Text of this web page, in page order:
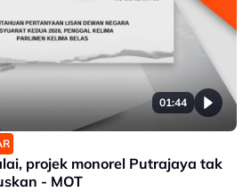
01:44
projek monorel Putrajaya tak
- MOT